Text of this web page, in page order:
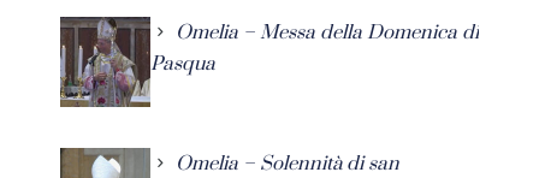
Omelia – Messa della Domenica di
Pasqua
Omelia – Solennità di san